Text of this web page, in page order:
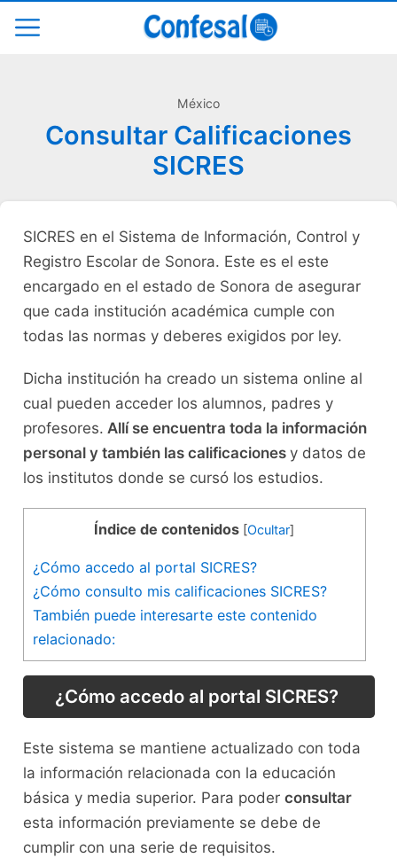
México
Consultar Calificaciones
SICRES
SICRES en el Sistema de Información, Control y
Registro Escolar de Sonora. Este es el este
encargado en el estado de Sonora de asegurar
que cada institución académica cumple con
todas las normas y deberes exigidos por ley.
Dicha institución ha creado un sistema online al
cual pueden acceder los alumnos, padres y
profesores. Allí se encuentra toda la información
personal y también las calificaciones y datos de
los institutos donde se cursó los estudios.
Índice de contenidos [Ocultar]
¿Cómo accedo al portal SICRES?
¿Cómo consulto mis calificaciones SICRES?
También puede interesarte este contenido
relacionado:
¿Cómo accedo al portal SICRES?
Este sistema se mantiene actualizado con toda
la información relacionada con la educación
básica y media superior. Para poder consultar
esta información previamente se debe de
cumplir con una serie de requisitos.